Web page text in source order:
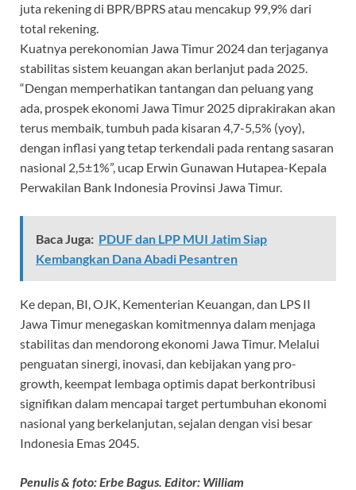
juta rekening di BPR/BPRS atau mencakup 99,9% dari
total rekening.
Kuatnya perekonomian Jawa Timur 2024 dan terjaganya
stabilitas sistem keuangan akan berlanjut pada 2025.
“Dengan memperhatikan tantangan dan peluang yang
ada, prospek ekonomi Jawa Timur 2025 diprakirakan akan
terus membaik, tumbuh pada kisaran 4,7-5,5% (yoy),
dengan inflasi yang tetap terkendali pada rentang sasaran
nasional 2,5±1%”, ucap Erwin Gunawan Hutapea-Kepala
Perwakilan Bank Indonesia Provinsi Jawa Timur.
Baca Juga: PDUF dan LPP MUI Jatim Siap
Kembangkan Dana Abadi Pesantren
Ke depan, BI, OJK, Kementerian Keuangan, dan LPS II
Jawa Timur menegaskan komitmennya dalam menjaga
stabilitas dan mendorong ekonomi Jawa Timur. Melalui
penguatan sinergi, inovasi, dan kebijakan yang pro-
growth, keempat lembaga optimis dapat berkontribusi
signifikan dalam mencapai target pertumbuhan ekonomi
nasional yang berkelanjutan, sejalan dengan visi besar
Indonesia Emas 2045.
Penulis & foto: Erbe Bagus. Editor: William